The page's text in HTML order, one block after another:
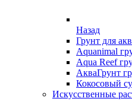
Назад
Грунт для
Aquanimal
Aqua Reef
АкваГрунт
Кокосовый
Искусственные